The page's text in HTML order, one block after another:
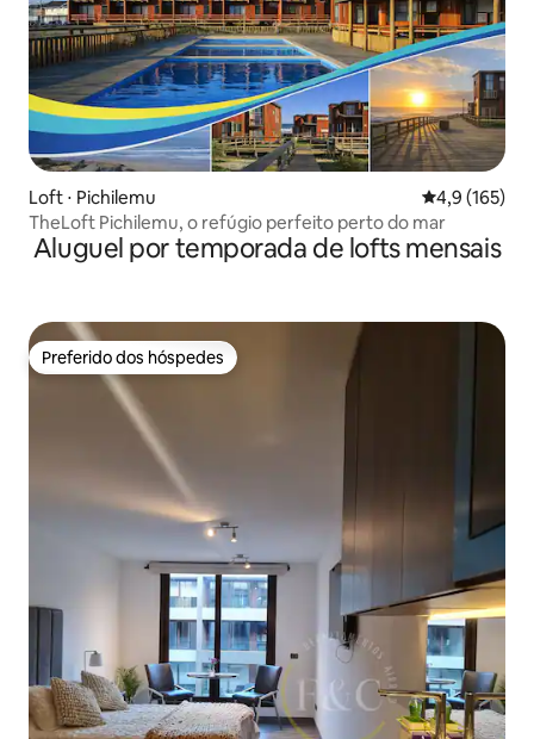
Loft ⋅ Pichilemu 4,9 de uma
4,9 (165)
TheLoft Pichilemu, o refúgio perfeito perto do mar
Aluguel por temporada de lofts mensais
Preferido dos hóspedes
Preferido dos hóspedes